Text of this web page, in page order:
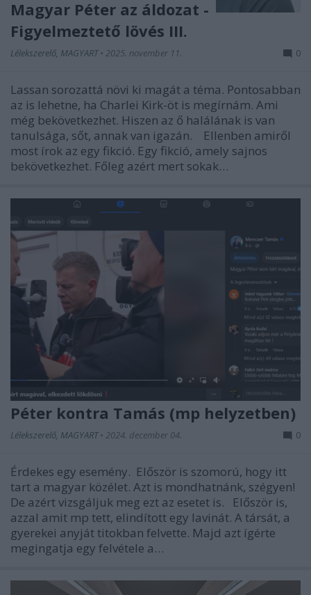
Magyar Péter az áldozat -
Figyelmeztető lövés III.
Lélekszerelő, MAGYART • 2025. november 11. 0
Lassan sorozattá növi ki magát a téma. Pontosabban
az is lehetne, ha Charlei Kirk-öt is megírnám. Ami
még bekövetkezhet. Hiszen az ő halálának is van
tanulsága, sőt, annak van igazán. Ellenben amiről
most írok az egy fikció. Egy fikció, amely sajnos
bekövetkezhet. Főleg azért mert sokak…
Péter kontra Tamás (mp helyzetben)
Lélekszerelő, MAGYART • 2024. december 04. 0
Érdekes egy esemény. Először is szomorú, hogy itt
tart a magyar közélet. Azt is mondhatnánk, szégyen!
De azért vizsgáljuk meg ezt az esetet is. Először is,
azzal amit mp tett, elindított egy lavinát. A társát, a
gyerekei anyját titokban felvette. Majd azt ígérte
megingatja egy felvétele a…